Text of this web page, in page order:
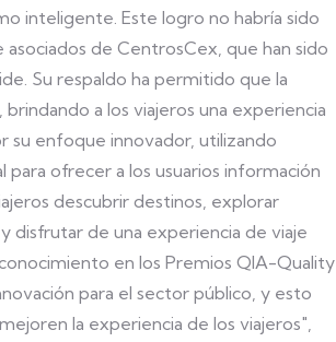
inteligente. Este logro no habría sido
de CentrosCex, que han sido
Su respaldo ha permitido que la
a los viajeros una experiencia
su enfoque innovador, utilizando
ofrecer a los usuarios información
descubrir destinos, explorar
disfrutar de una experiencia de viaje
en los Premios QIA-Quality
para el sector público, y esto
la experiencia de los viajeros",